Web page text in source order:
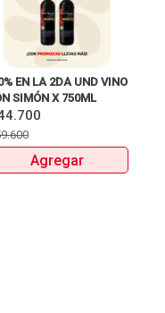
EN LA 2DA UND VINO
DON SIMÓN X 750ML
Agregar